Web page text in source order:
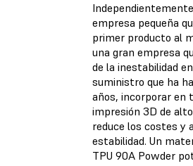
empresa pequeña
primer producto al
una gran empresa
de la inestabilidad
suministro que ha
años, incorporar en
impresión 3D de
reduce los costes y
estabilidad. Un
TPU 90A Powder